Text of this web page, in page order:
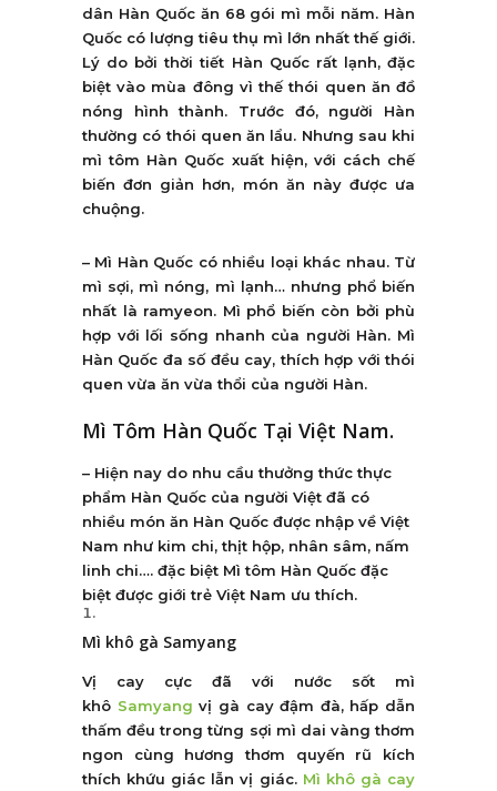
dân Hàn Quốc ăn 68 gói mì mỗi năm. Hàn
Quốc có lượng tiêu thụ mì lớn nhất thế giới.
Lý do bởi thời tiết Hàn Quốc rất lạnh, đặc
biệt vào mùa đông vì thế thói quen ăn đồ
nóng hình thành. Trước đó, người Hàn
thường có thói quen ăn lẩu. Nhưng sau khi
mì tôm Hàn Quốc xuất hiện, với cách chế
biến đơn giản hơn, món ăn này được ưa
chuộng.
– Mì Hàn Quốc có nhiều loại khác nhau. Từ
mì sợi, mì nóng, mì lạnh… nhưng phổ biến
nhất là ramyeon. Mì phổ biến còn bởi phù
hợp với lối sống nhanh của người Hàn. Mì
Hàn Quốc đa số đều cay, thích hợp với thói
quen vừa ăn vừa thổi của người Hàn.
Mì Tôm Hàn Quốc Tại Việt Nam.
– Hiện nay do nhu cầu thưởng thức thực
phẩm Hàn Quốc của người Việt đã có
nhiều món ăn Hàn Quốc được nhập về Việt
Nam như kim chi, thịt hộp, nhân sâm, nấm
linh chi…. đặc biệt Mì tôm Hàn Quốc đặc
biệt được giới trẻ Việt Nam ưu thích.
Mì khô gà Samyang
Vị cay cực đã với nước sốt mì
khô Samyang vị gà cay đậm đà, hấp dẫn
thấm đều trong từng sợi mì dai vàng thơm
ngon cùng hương thơm quyến rũ kích
thích khứu giác lẫn vị giác. Mì khô gà cay